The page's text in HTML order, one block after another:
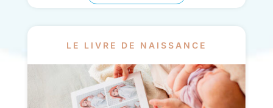
LE LIVRE DE NAISSANCE